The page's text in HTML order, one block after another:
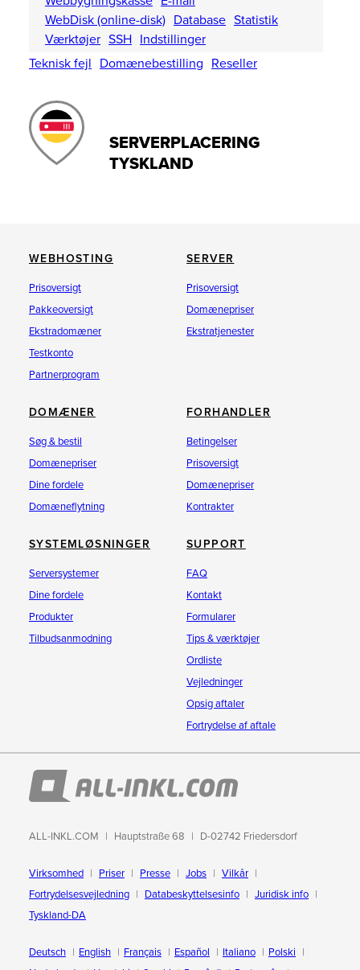
WebDisk (online-disk) Database Statistik
Værktøjer SSH Indstillinger
Teknisk fejl Domænebestilling Reseller
SERVERPLACERING
TYSKLAND
WEBHOSTING
Prisoversigt
Pakkeoversigt
Ekstradomæner
Testkonto
Partnerprogram
SERVER
Prisoversigt
Domænepriser
Ekstratjenester
DOMÆNER
Søg & bestil
Domænepriser
Dine fordele
Domæneflytning
FORHANDLER
Betingelser
Prisoversigt
Domænepriser
Kontrakter
SYSTEMLØSNINGER
Serversystemer
Dine fordele
Produkter
Tilbudsanmodning
SUPPORT
FAQ
Kontakt
Formularer
Tips & værktøjer
Ordliste
Vejledninger
Opsig aftaler
Fortrydelse af aftale
ALL-INKL.COM Hauptstraße 68 D-02742 Friedersdorf
Virksomhed Priser Presse Jobs
Vilkår
Fortrydelsesvejledning
Databeskyttelsesinfo
Juridisk info
Tyskland-DA
Deutsch English Français Español Italiano
Polski